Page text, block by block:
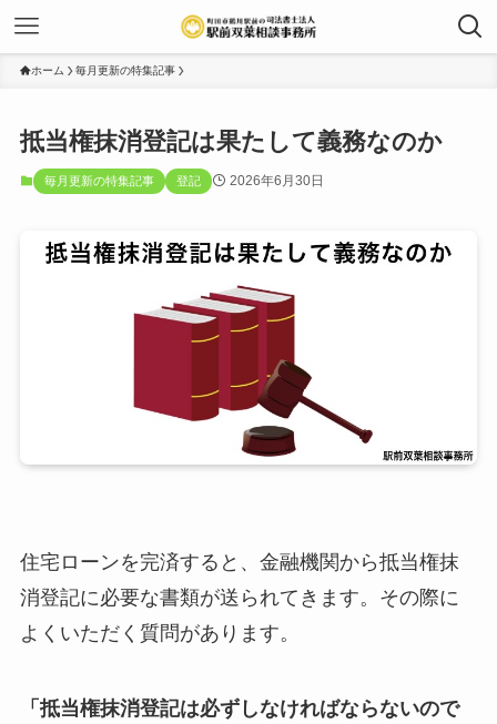
ホーム 毎月更新の特集記事
抵当権抹消登記は果たして義務なのか
毎月更新の特集記事 登記 2026年6月30日
住宅ローンを完済すると、金融機関から抵当権抹
消登記に必要な書類が送られてきます。その際に
よくいただく質問があります。
「抵当権抹消登記は必ずしなければならないので